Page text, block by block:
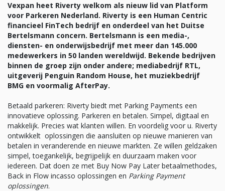
Vexpan heet Riverty welkom als nieuw lid van Platform
voor Parkeren Nederland. Riverty is een Human Centric
financieel FinTech bedrijf en onderdeel van het Duitse
Bertelsmann concern. Bertelsmann is een media-,
diensten- en onderwijsbedrijf met meer dan 145.000
medewerkers in 50 landen wereldwijd. Bekende bedrijven
binnen de groep zijn onder andere; mediabedrijf RTL,
uitgeverij Penguin Random House, het muziekbedrijf
BMG en voormalig AfterPay.
Betaald parkeren: Riverty biedt met Parking Payments een
innovatieve oplossing. Parkeren en betalen. Simpel, digitaal en
makkelijk. Precies wat klanten willen. En voordelig voor u. Riverty
ontwikkelt oplossingen die aansluiten op nieuwe manieren van
betalen in veranderende en nieuwe markten. Ze willen geldzaken
simpel, toegankelijk, begrijpelijk en duurzaam maken voor
iedereen. Dat doen ze met Buy Now Pay Later betaalmethodes,
Back in Flow incasso oplossingen en Parking Payment
oplossingen.